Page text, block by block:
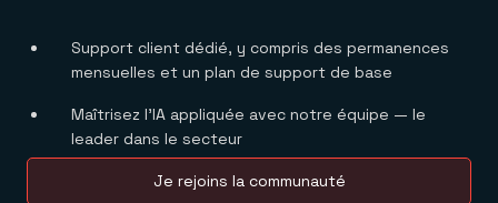
Support client dédié, y compris des permanences
mensuelles et un plan de support de base
Maîtrisez l’IA appliquée avec notre équipe — le
leader dans le secteur
Je rejoins la communauté